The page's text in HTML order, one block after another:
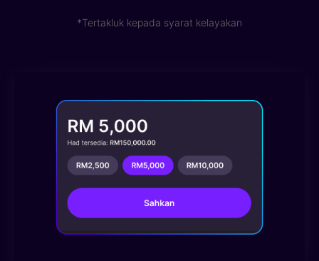
*Tertakluk kepada syarat kelayakan